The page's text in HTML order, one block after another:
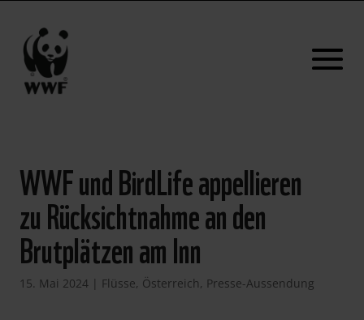
WWF und BirdLife appellieren
zu Rücksichtnahme an den
Brutplätzen am Inn
15. Mai 2024| Flüsse, Österreich, Presse-Aussendung